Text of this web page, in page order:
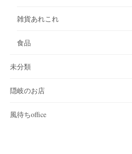
雑貨あれこれ
食品
未分類
隠岐のお店
風待ちoffice